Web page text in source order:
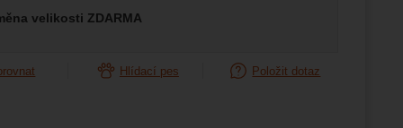
si
velikosti ZDARMA
Hlídací pes Položit dotaz